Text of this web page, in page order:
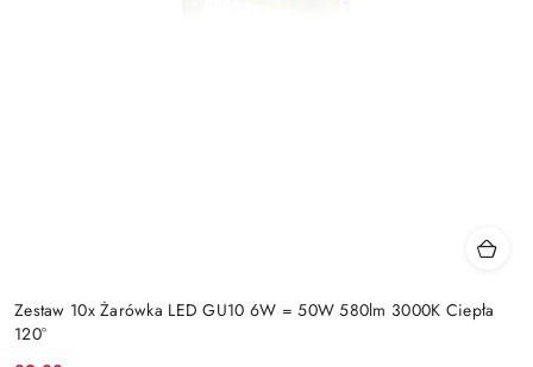
Zestaw 10x Żarówka LED GU10 6W = 50W 580lm 3000K Ciepła
120°